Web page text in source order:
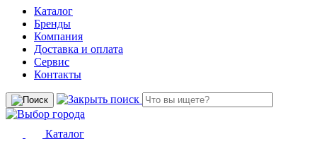
Каталог
Бренды
Компания
Доставка и оплата
Сервис
Контакты
Каталог